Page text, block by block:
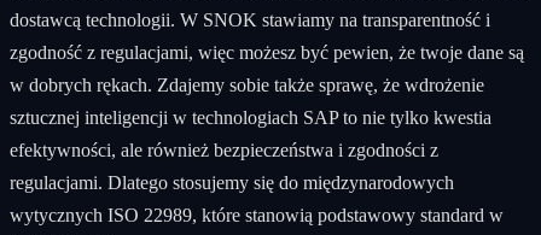
dostawcą technologii. W SNOK stawiamy na transparentność i
zgodność z regulacjami, więc możesz być pewien, że twoje dane są
w dobrych rękach. Zdajemy sobie także sprawę, że wdrożenie
sztucznej inteligencji w technologiach SAP to nie tylko kwestia
efektywności, ale również bezpieczeństwa i zgodności z
regulacjami. Dlatego stosujemy się do międzynarodowych
wytycznych ISO 22989, które stanowią podstawowy standard w